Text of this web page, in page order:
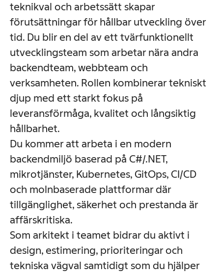
teknikval och arbetssätt skapar
förutsättningar för hållbar utveckling över
tid. Du blir en del av ett tvärfunktionellt
utvecklingsteam som arbetar nära andra
backendteam, webbteam och
verksamheten. Rollen kombinerar tekniskt
djup med ett starkt fokus på
leveransförmåga, kvalitet och långsiktig
hållbarhet.
Du kommer att arbeta i en modern
backendmiljö baserad på C#/.NET,
mikrotjänster, Kubernetes, GitOps, CI/CD
och molnbaserade plattformar där
tillgänglighet, säkerhet och prestanda är
affärskritiska.
Som arkitekt i teamet bidrar du aktivt i
design, estimering, prioriteringar och
tekniska vägval samtidigt som du hjälper